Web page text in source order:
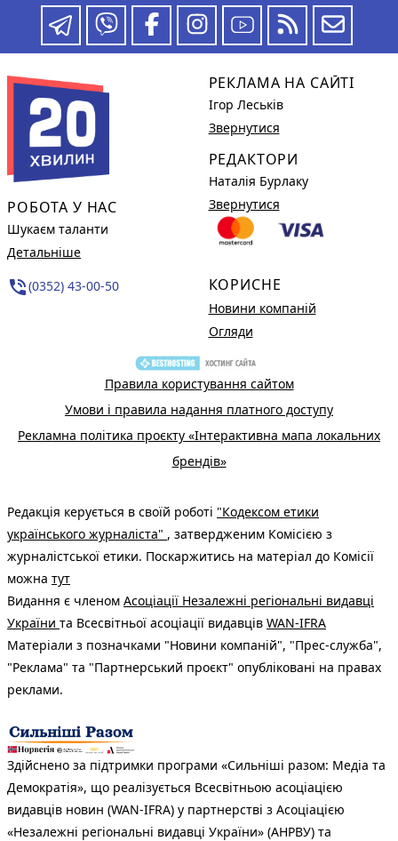
РОБОТА У НАС
Шукаєм таланти
Детальніше
phone_in_talk(0352) 43-00-50
РЕКЛАМА НА САЙТІ
Ігор Леськів
Звернутися
РЕДАКТОРИ
Наталія Бурлаку
Звернутися
КОРИСНЕ
Новини компаній
Огляди
Правила користування сайтом
Умови і правила надання платного доступу
Рекламна політика проєкту «Інтерактивна мапа локальних
брендів»
Редакція керується в своїй роботі "Кодексом етики
українського журналіста" , затвердженим Комісією з
журналістської етики. Поскаржитись на матеріал до Комісії
можна тут
Видання є членом Асоціації Незалежні регіональні видавці
України та Всесвітньої асоціації видавців WAN-IFRA
Матеріали з позначками "Новини компаній", "Прес-служба",
"Реклама" та "Партнерський проєкт" опубліковані на правах
реклами.
Здійснено за підтримки програми «Сильніші разом: Медіа та
Демократія», що реалізується Всесвітньою асоціацією
видавців новин (WAN-IFRA) у партнерстві з Асоціацією
«Незалежні регіональні видавці України» (АНРВУ) та